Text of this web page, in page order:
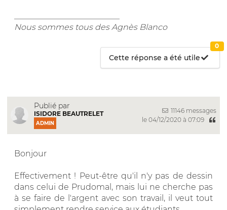
Nous sommes tous des Agnès Blanco
Cette réponse a été utile
0
Publié par
ISIDORE BEAUTRELET
ADMIN
11146 messages
le 04/12/2020 à 07:09
Bonjour
Effectivement ! Peut-être qu'il n'y pas de dessin
dans celui de Prudomal, mais lui ne cherche pas
à se faire de l'argent avec son travail, il veut tout